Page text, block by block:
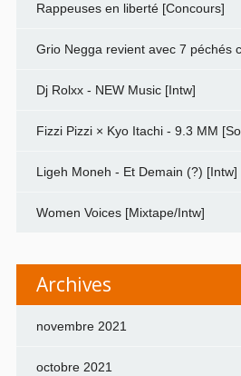
Rappeuses en liberté [Concours]
Grio Negga revient avec 7 péchés
Dj Rolxx - NEW Music [Intw]
Fizzi Pizzi × Kyo Itachi - 9.3 MM
Ligeh Moneh - Et Demain (?) [Intw]
Women Voices [Mixtape/Intw]
Archives
novembre 2021
octobre 2021